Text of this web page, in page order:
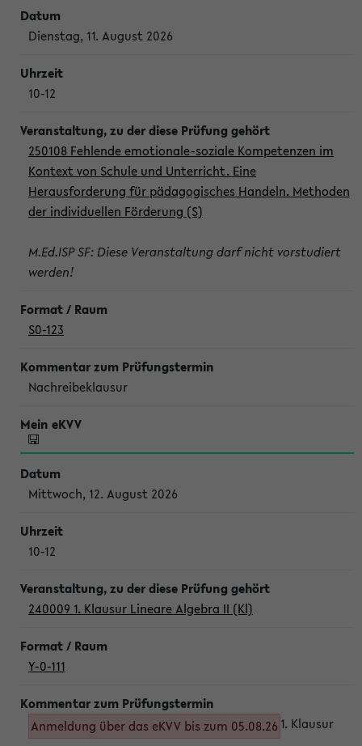
Dienstag, 11. August 2026
10-12
250108 Fehlende emotionale-soziale Kompetenzen im
Kontext von Schule und Unterricht. Eine
Herausforderung für pädagogisches Handeln. Methoden
der individuellen Förderung (S)
M.Ed.ISP SF: Diese Veranstaltung darf nicht vorstudiert
werden!
S0-123
Nachreibeklausur
Mittwoch, 12. August 2026
10-12
240009 1. Klausur Lineare Algebra II (Kl)
Y-0-111
Anmeldung über das eKVV bis zum 05.08.26 1. Klausur